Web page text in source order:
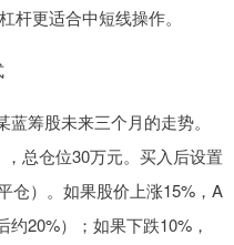
杆更适合中短线操作。
筹股未来三个月的走势。
总仓位30万元。买入后设置
仓）。如果股价上涨15%，A
20%）；如果下跌10%，